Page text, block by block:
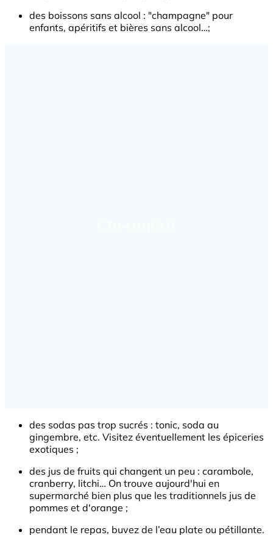
des boissons sans alcool : "champagne" pour
enfants, apéritifs et bières sans alcool…;
des sodas pas trop sucrés : tonic, soda au
gingembre, etc. Visitez éventuellement les épiceries
exotiques ;
des jus de fruits qui changent un peu : carambole,
cranberry, litchi… On trouve aujourd'hui en
supermarché bien plus que les traditionnels jus de
pommes et d'orange ;
pendant le repas, buvez de l’eau plate ou pétillante.